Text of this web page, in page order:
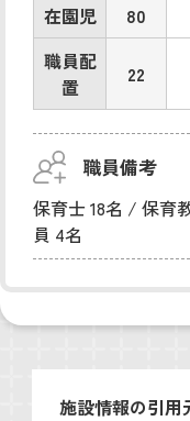
在園児
80
職員配
置
22
職員備考
保育士 18名 / 保育
員 4名
施設情報の引用